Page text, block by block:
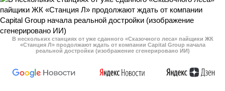
В нескольких станциях от уже сданного «Сказочного леса» пайщики ЖК
«Станция Л» продолжают ждать от компании Capital Group начала
реальной достройки (изображение сгенерировано ИИ)